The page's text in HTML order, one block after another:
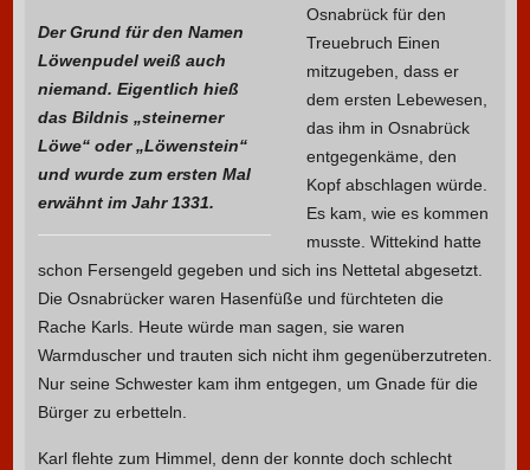
Der Grund für den Namen
Löwenpudel weiß auch
niemand. Eigentlich hieß
das Bildnis „steinerner
Löwe“ oder „Löwenstein“
und wurde zum ersten Mal
erwähnt im Jahr 1331.
Osnabrück für den
Treuebruch Einen
mitzugeben, dass er
dem ersten Lebewesen,
das ihm in Osnabrück
entgegenkäme, den
Kopf abschlagen würde.
Es kam, wie es kommen
musste. Wittekind hatte
schon Fersengeld gegeben und sich ins Nettetal abgesetzt.
Die Osnabrücker waren Hasenfüße und fürchteten die
Rache Karls. Heute würde man sagen, sie waren
Warmduscher und trauten sich nicht ihm gegenüberzutreten.
Nur seine Schwester kam ihm entgegen, um Gnade für die
Bürger zu erbetteln.
Karl flehte zum Himmel, denn der konnte doch schlecht